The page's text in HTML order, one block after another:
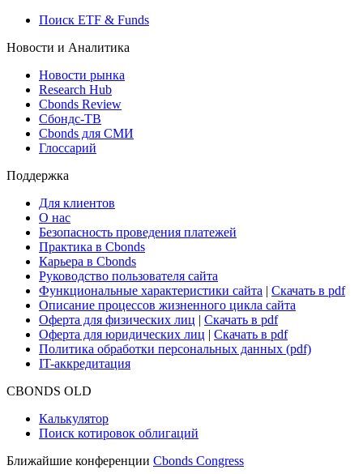
Поиск ETF & Funds
Новости и Аналитика
Новости рынка
Research Hub
Cbonds Review
Сбондс-ТВ
Cbonds для СМИ
Глоссарий
Поддержка
Для клиентов
О нас
Безопасность проведения платежей
Практика в Cbonds
Карьера в Cbonds
Руководство пользователя сайта
Функциональные характеристики сайта | Скачать в pdf
Описание процессов жизненного цикла сайта
Оферта для физических лиц | Скачать в pdf
Оферта для юридических лиц | Скачать в pdf
Политика обработки персональных данных (pdf)
IT-аккредитация
CBONDS OLD
Калькулятор
Поиск котировок облигаций
Ближайшие конференции Cbonds Congress